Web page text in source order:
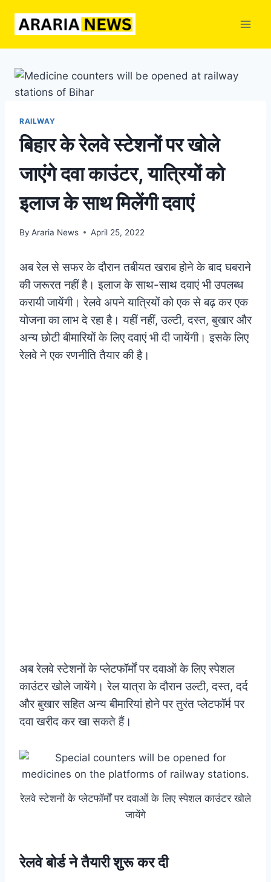
RAILWAY
बिहार के रेलवे स्टेशनों पर खोले
जाएंगे दवा काउंटर, यात्रियों को
इलाज के साथ मिलेंगी दवाएं
By Araria News April 25, 2022
अब रेल से सफर के दौरान तबीयत खराब होने के बाद घबराने
की जरूरत नहीं है। इलाज के साथ-साथ दवाएं भी उपलब्ध
करायी जायेंगी। रेलवे अपने यात्रियों को एक से बढ़ कर एक
योजना का लाभ दे रहा है। यहीं नहीं, उल्टी, दस्त, बुखार और
अन्य छोटी बीमारियों के लिए दवाएं भी दी जायेंगी। इसके लिए
रेलवे ने एक रणनीति तैयार की है।
अब रेलवे स्टेशनों के प्लेटफॉर्मों पर दवाओं के लिए स्पेशल
काउंटर खोले जायेंगे। रेल यात्रा के दौरान उल्टी, दस्त, दर्द
और बुखार सहित अन्य बीमारियां होने पर तुरंत प्लेटफॉर्म पर
दवा खरीद कर खा सकते हैं।
रेलवे स्टेशनों के प्लेटफॉर्मों पर दवाओं के लिए स्पेशल काउंटर खोले
जायेंगे
रेलवे बोर्ड ने तैयारी शुरू कर दी